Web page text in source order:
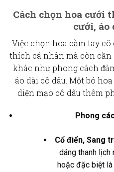
Cách chọn hoa cưới
cưới, áo
Việc chọnhoa cầm tay cô
thích cá nhân mà còn cần
khác như phong cách
áo dài cô dâu. Một bó
diện mạo cô dâu thêm
Phong
Cổ điển, Sang
dáng thanh lịch
hoặc đặc biệt là